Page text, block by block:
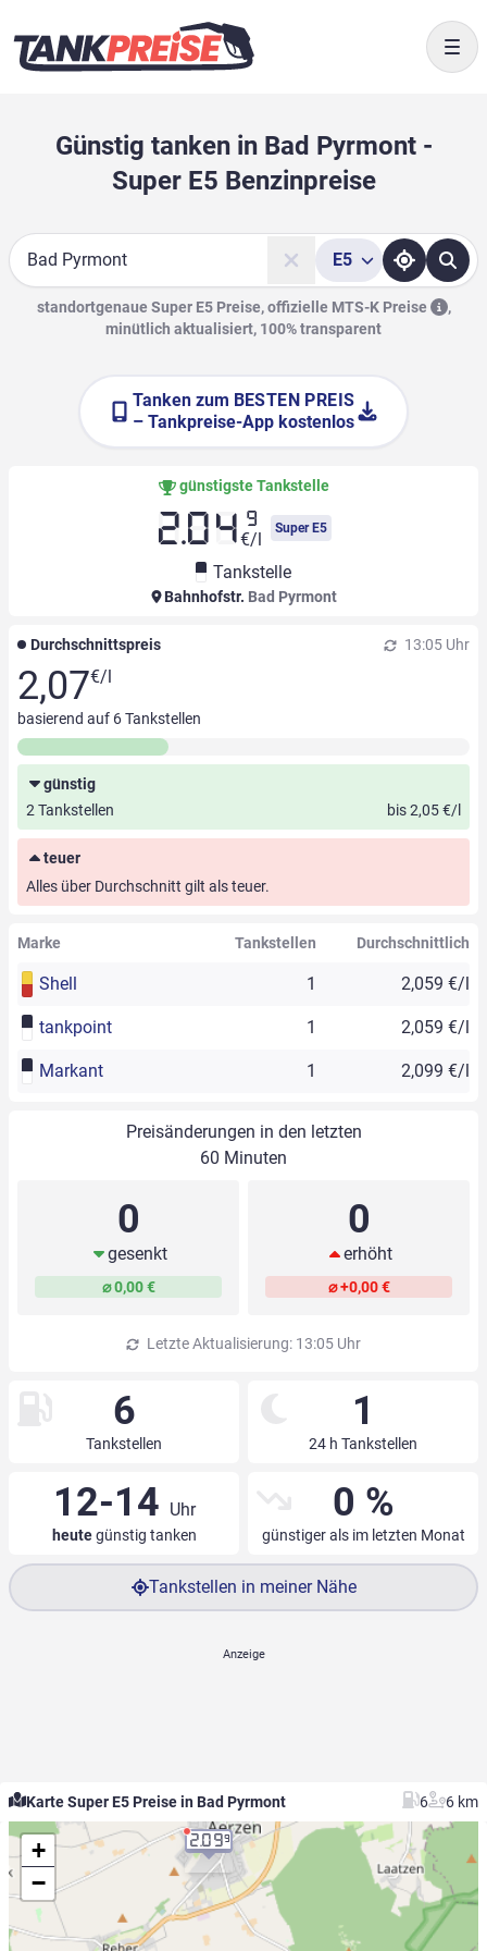
Günstig tanken in Bad Pyrmont -
Super E5 Benzinpreise
Suche
E5
standortgenaue Super E5 Preise, offizielle MTS-K Preise
,
minütlich aktualisiert, 100% transparent
Tanken zum BESTEN PREIS
– Tankpreise-App kostenlos
günstigste Tankstelle
2.04 9
€/l
Super E5
Tankstelle
Bahnhofstr. Bad Pyrmont
Durchschnittspreis 13:05 Uhr
2,07€/l
basierend auf 6Tankstellen
günstig
2 Tankstellen
bis 2,05 €/l
teuer
Alles über Durchschnitt gilt als teuer.
Marke Tankstellen Durchschnittlich
Shell 1 2,059 €/l
tankpoint 1 2,059 €/l
Markant 1 2,099 €/l
Preisänderungen in den letzten
60 Minuten
0
gesenkt
⌀ 0,00 €
0
erhöht
⌀ +0,00 €
Letzte Aktualisierung: 13:05 Uhr
6
Tankstellen
1
24 h Tankstellen
12-14 Uhr
heutegünstig tanken
0 %
günstiger als im letzten Monat
Tankstellen in meiner Nähe
Karte Super E5 Preise in Bad Pyrmont 6 6 km
2.099
+
−